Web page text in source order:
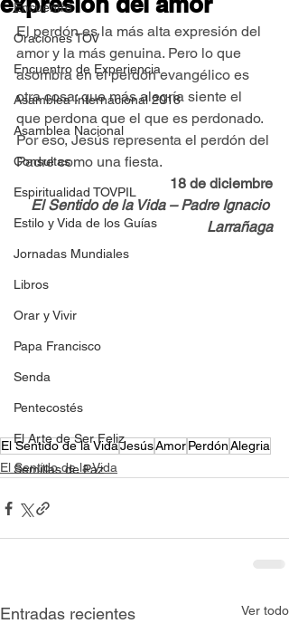
Encuentro
Oraciones TOV
Encuentro de Experiencia
Asamblea Internacional 2018
Asamblea Nacional
Consultas
Espiritualidad TOVPIL
Estilo y Vida de los Guías
Jornadas Mundiales
Libros
Orar y Vivir
Papa Francisco
Senda
Pentecostés
El Arte de Ser Feliz
Semillas de Paz
El perdón es la más alta expresión del
amor y la más genuina. Pero lo que
asombra en el perdón evangélico es
otra cosa: que más alegría siente el
que perdona que el que es perdonado.
Por eso, Jesús representa el perdón del
Padre como una fiesta.
18 de diciembre
El Sentido de la Vida – Padre Ignacio
Larrañaga
El Sentido de la VidaJesúsAmorPerdónAlegria
El Sentido de la Vida
Entradas recientes Ver todo